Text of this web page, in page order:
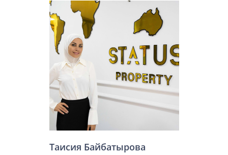
Таисия Байбатырова